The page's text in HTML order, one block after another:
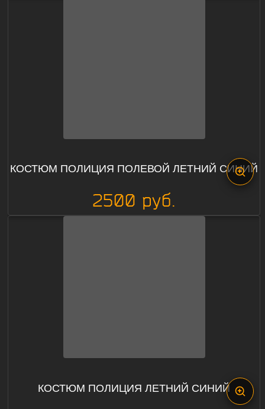
КОСТЮМ ПОЛИЦИЯ ПОЛЕВОЙ ЛЕТНИЙ СИНИЙ
2500 руб.
КОСТЮМ ПОЛИЦИЯ ЛЕТНИЙ СИНИЙ